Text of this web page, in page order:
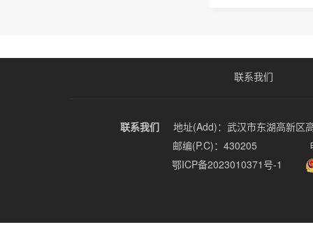
联系我们
联系我们
地址(Add)：武汉市东湖高新区
邮编(P.C)：430205
鄂ICP备2023010371号-1